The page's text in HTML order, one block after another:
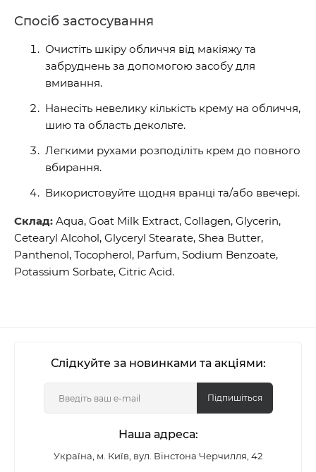
Спосіб застосування
Очистіть шкіру обличчя від макіяжу та
забруднень за допомогою засобу для
вмивання.
Нанесіть невелику кількість крему на обличчя,
шию та область декольте.
Легкими рухами розподіліть крем до повного
вбирання.
Використовуйте щодня вранці та/або ввечері.
Склад: Aqua, Goat Milk Extract, Collagen, Glycerin,
Cetearyl Alcohol, Glyceryl Stearate, Shea Butter,
Panthenol, Tocopherol, Parfum, Sodium Benzoate,
Potassium Sorbate, Citric Acid.
Слідкуйте за новинками та акціями:
Підпишіться
Наша адреса:
Україна, м. Київ, вул. Вінстона Черчилля, 42